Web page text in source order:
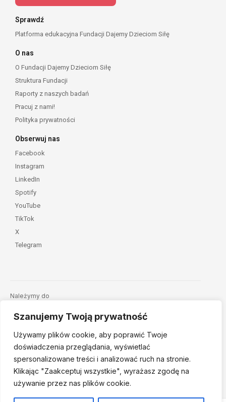
Szanujemy Twoją prywatność
Używamy plików cookie, aby poprawić Twoje
doświadczenia przeglądania, wyświetlać
spersonalizowane treści i analizować ruch na stronie.
Klikając "Zaakceptuj wszystkie", wyrażasz zgodę na
używanie przez nas plików cookie.
Sprawdź
Platforma edukacyjna Fundacji Dajemy Dzieciom Siłę
O nas
O Fundacji Dajemy Dzieciom Siłę
Struktura Fundacji
Raporty z naszych badań
Pracuj z nami!
Polityka prywatności
Obserwuj nas
Facebook
Instagram
LinkedIn
Spotify
YouTube
TikTok
X
Telegram
Należymy do
© 2026 Fundacja Dajemy Dzieciom Siłę • Projekt: nordmind.pl